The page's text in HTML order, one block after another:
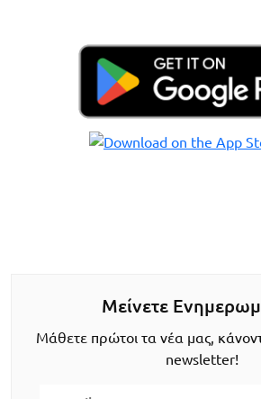
Μείνετε
Μάθετε πρώτοι τα νέα μας,
newsletter!